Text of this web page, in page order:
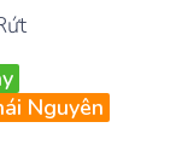
Nguyên